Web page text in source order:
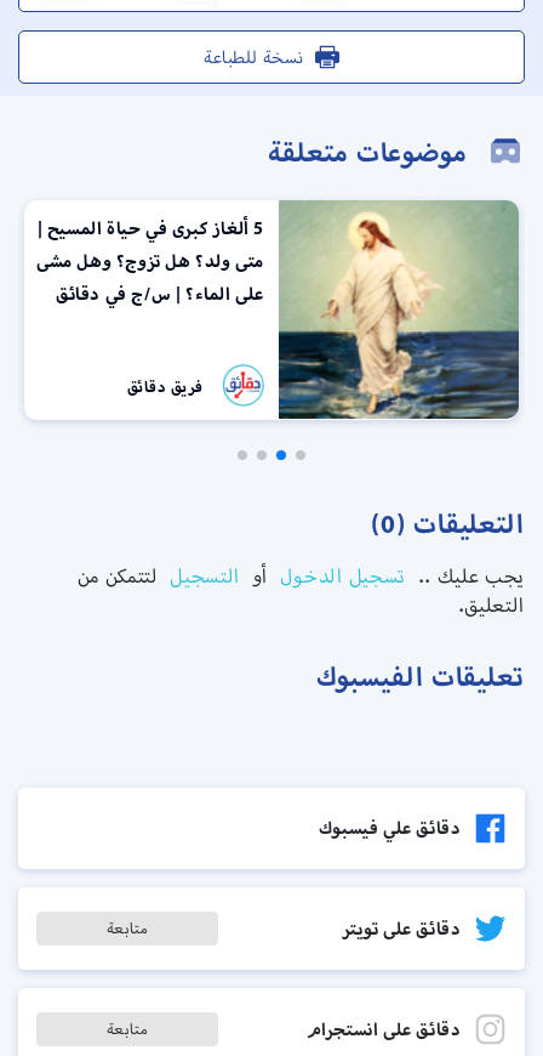
نسخة للطباعة
موضوعات متعلقة
5 ألغاز كبرى في حياة المسيح |
متى ولد؟ هل تزوج؟ وهل مشى
على الماء؟ | س/ج في دقائق
فريق دقائق
التعليقات (0)
يجب عليك .. تسجيل الدخول أو التسجيل لتتمكن من
التعليق.
تعليقات الفيسبوك
دقائق علي فيسبوك
دقائق على تويتر متابعة
دقائق على انستجرام متابعة